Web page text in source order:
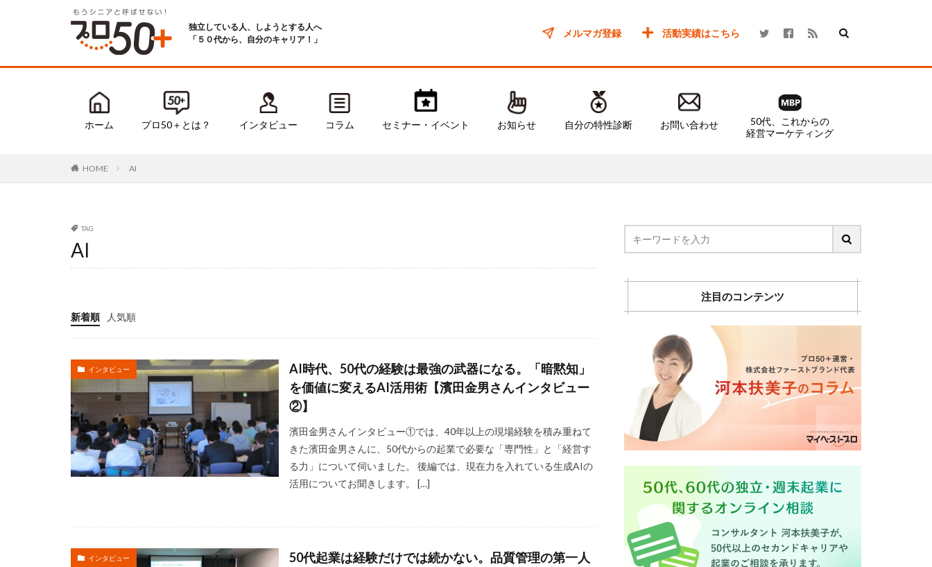
独立している人、しようとする人へ
「５０代から、自分のキャリア！」
メルマガ登録 活動実績はこちら
ホーム プロ50＋とは？ インタビュー コラム セミナー・イベント お知らせ 自分の特性診断 お問い合わせ
50代、これからの
経営マーケティング
HOME AI
TAG
AI
新着順 人気順
インタビュー
AI時代、50代の経験は最強の武器になる。「暗黙知」
を価値に変えるAI活用術【濱田金男さんインタビュー
②】
濱田金男さんインタビュー①では、40年以上の現場経験を積み重ねて
きた濱田金男さんに、50代からの起業で必要な「専門性」と「経営す
る力」について伺いました。 後編では、現在力を入れている生成AIの
活用についてお聞きします。 […]
インタビュー
50代起業は経験だけでは続かない。品質管理の第一人
注目のコンテンツ